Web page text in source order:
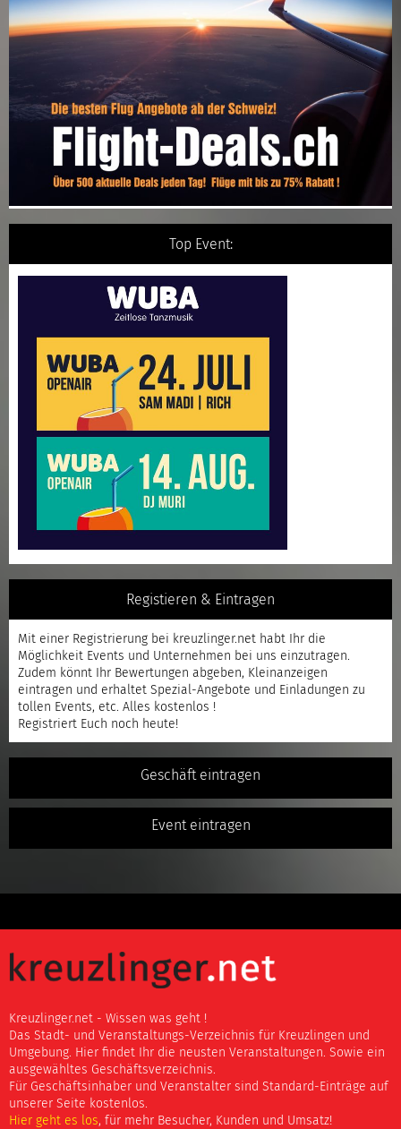
Top Event:
Registieren & Eintragen
Mit einer Registrierung bei kreuzlinger.net habt Ihr die
Möglichkeit Events und Unternehmen bei uns einzutragen.
Zudem könnt Ihr Bewertungen abgeben, Kleinanzeigen
eintragen und erhaltet Spezial-Angebote und Einladungen zu
tollen Events, etc. Alles kostenlos !
Registriert Euch noch heute!
Geschäft eintragen
Event eintragen
Kreuzlinger.net - Wissen was geht !
Das Stadt- und Veranstaltungs-Verzeichnis für Kreuzlingen und
Umgebung. Hier findet Ihr die neusten Veranstaltungen. Sowie ein
ausgewähltes Geschäftsverzeichnis.
Für Geschäftsinhaber und Veranstalter sind Standard-Einträge auf
unserer Seite kostenlos.
Hier geht es los, für mehr Besucher, Kunden und Umsatz!